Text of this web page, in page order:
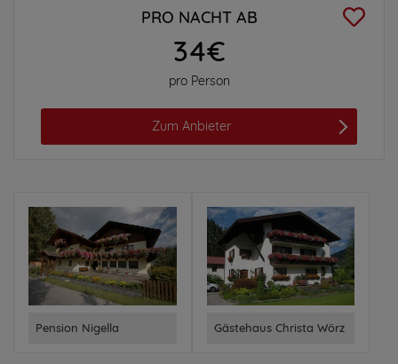
PRO NACHT AB
34€
pro Person
Zum Anbieter
Pension Nigella Gästehaus Christa Wörz